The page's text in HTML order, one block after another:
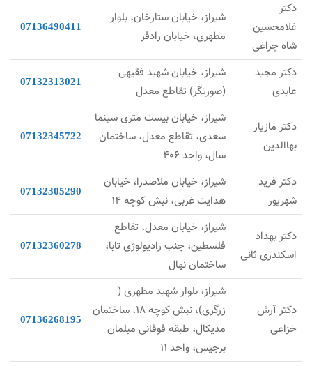
دکتر
غلامحسین
شاه چراغی
شیراز، خیابان ستارخان، بلوار
مطهری، خیابان رادفر
07136490411
دکتر مجید
عابدی
شیراز، خیابان شهید فقیهی
(صورتگر) تقاطع معدل
07132313021
دکتر مازیار
بهاالدین
شیراز، خیابان بیست متری سینما
سعدی، تقاطع معدل، ساختمان
سال، واحد 406
07132345722
دکتر فرید
شهریور
شیراز، خیابان ملاصدرا، خیابان
هدایت غربی، نبش کوچه 14
07132305290
دکتر بهداد
اسکندری ثانی
شیراز، خیابان معدل، تقاطع
فلسطین، جنب رادیولوژی تابا،
ساختمان نهال
07132360278
دکتر آرش
خزاعی
شیراز، بلوار شهید مطهری (
زرگری)، نبش کوچه 18، ساختمان
مدیکال، طبقه فوقانی مبلمان
برجیس، واحد 11
07136268195